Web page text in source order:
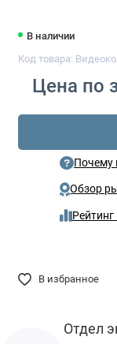
В наличии
Код товара:
Цена по
Почему
Обзор
Рейтинг
В избранное
Отдел